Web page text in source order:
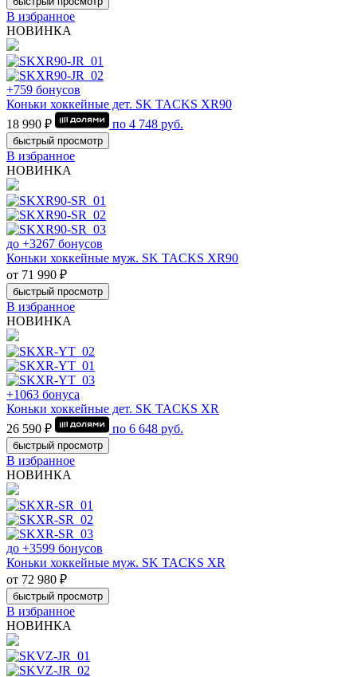
В избранное
НОВИНКА
+759 бонусов
Коньки хоккейные дет. SK TACKS XR90
18 990 ₽
по 4 748 руб.
быстрый просмотр
В избранное
НОВИНКА
до +3267 бонусов
Коньки хоккейные муж. SK TACKS XR90
от 71 990 ₽
быстрый просмотр
В избранное
НОВИНКА
+1063 бонуса
Коньки хоккейные дет. SK TACKS XR
26 590 ₽
по 6 648 руб.
быстрый просмотр
В избранное
НОВИНКА
до +3599 бонусов
Коньки хоккейные муж. SK TACKS XR
от 72 980 ₽
быстрый просмотр
В избранное
НОВИНКА